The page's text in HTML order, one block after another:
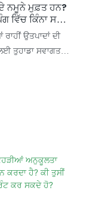
ਨਮੂਨੇ ਮੁਫ਼ਤ ਹਨ?
ਵਿੱਚ ਕਿੰਨਾ ਸਮਾਂ
ਉਤਪਾਦਾਂ ਦੀ
ਤੁਹਾਡਾ ਸਵਾਗਤ
ਚੁਣੇ ਹੋਏ ਉਤਪਾਦਾਂ